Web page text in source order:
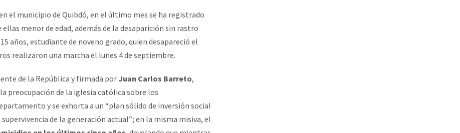
el municipio de Quibdó, en el último mes se ha registrado
menor de edad, además de la desaparición sin rastro
años, estudiante de noveno grado, quien desapareció el
realizaron una marcha el lunes 4 de septiembre.
de la República y firmada por Juan Carlos Barreto,
preocupación de la iglesia católica sobre los
y se exhorta a un “plan sólido de inversión social
de la generación actual”; en la misma misiva, el